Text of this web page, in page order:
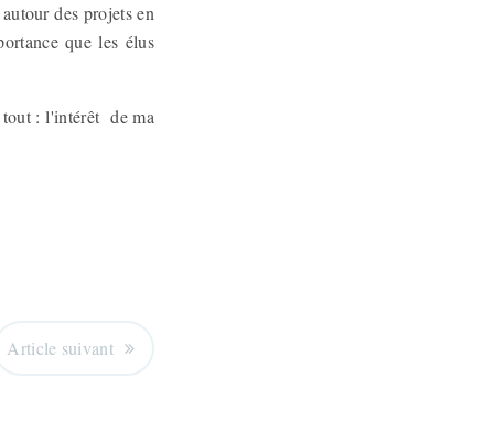
des projets en
que les élus
: l'intérêt de ma
Article suivant